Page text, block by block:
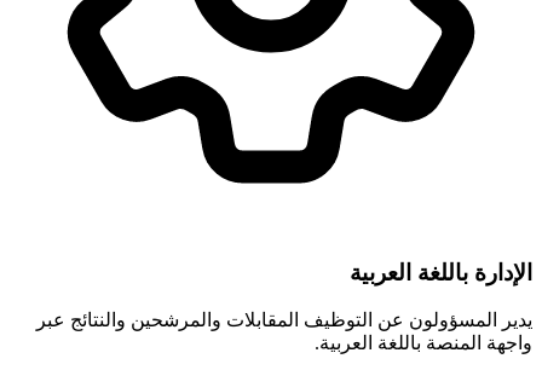
الإدارة باللغة العربية
يدير المسؤولون عن التوظيف المقابلات والمرشحين والنتائج عبر
واجهة المنصة باللغة العربية.